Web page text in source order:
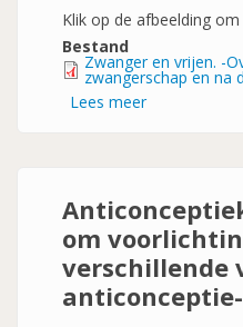
Klik op de afbeelding
Bestand
Zwanger en vrijen. -
zwangerschap en na
Lees meerover
tijdens
de
en
na
de
bevalling-
om
verschillende
anticonceptie-